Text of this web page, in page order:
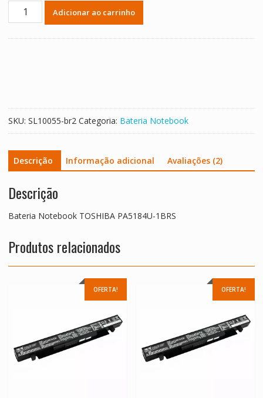
Bateria
Adicionar ao carrinho
SKU: SL10055-br2 Categoria: Bateria Notebook
Descrição Informação adicional Avaliações (2)
Descrição
Bateria Notebook TOSHIBA PA5184U-1BRS
Produtos relacionados
OFERTA! OFERTA!